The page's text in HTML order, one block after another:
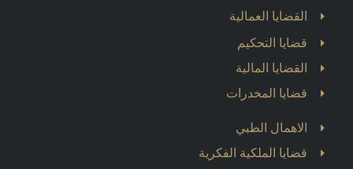
القضايا العمالية
قضايا التحكيم
القضايا المالية
قضايا المخدرات
الاهمال الطبي
قضايا الملكية الفكرية